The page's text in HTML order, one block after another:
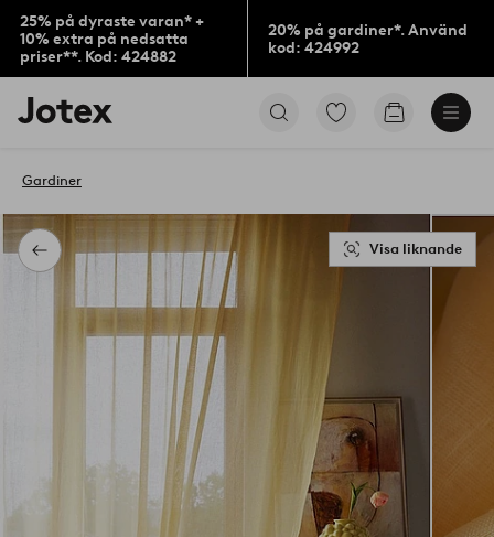
25% på dyraste varan* +
10% extra på nedsatta
priser**. Kod: 424882
20% på gardiner*. Använd
kod: 424992
Jotex
logotyp
till
Gå
Gå
Tillbaka
Gardiner
Visa liknande